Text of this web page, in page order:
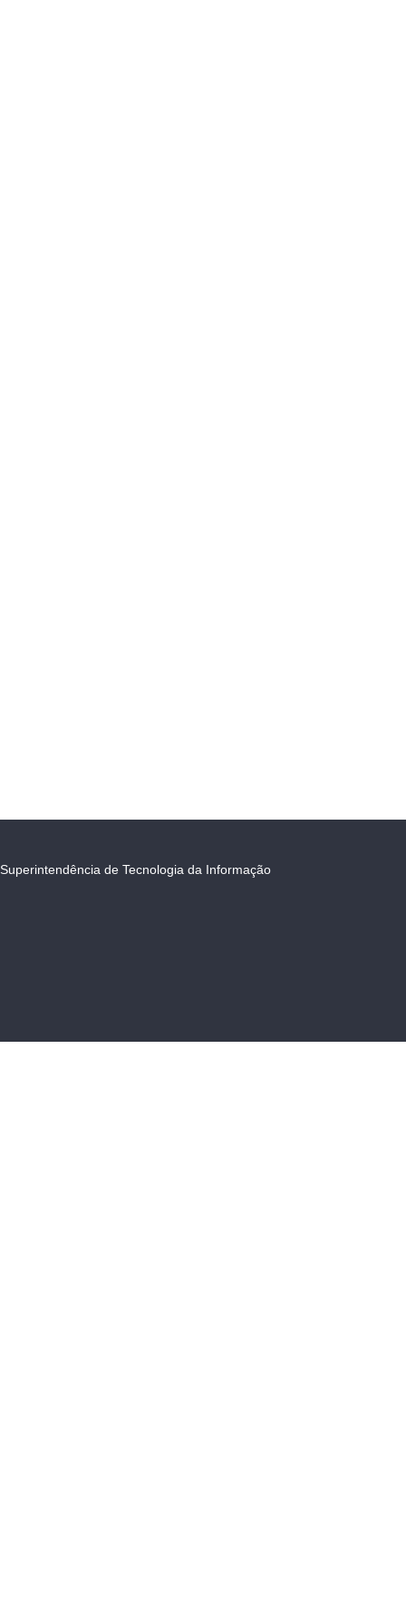
Superintendência de Tecnologia da Informação